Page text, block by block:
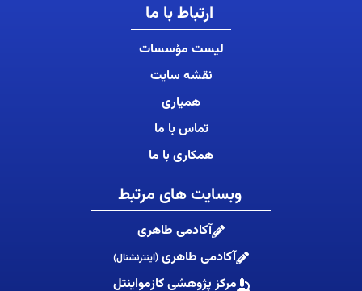
ارتباط با ما
لیست مؤسسات
نقشه سایت
همیاری
تماس با ما
همکاری با ما
وبسایت های مرتبط
آکادمی طاهری
آکادمی طاهری (اینترنشنال)
مرکز پژوهشی کازمواینتل